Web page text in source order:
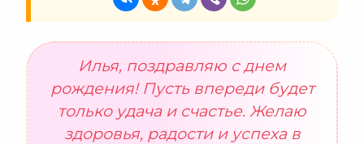
Илья, поздравляю с днем
рождения! Пусть впереди будет
только удача и счастье. Желаю
здоровья, радости и успеха в